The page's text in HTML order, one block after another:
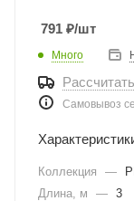
791 ₽/шт
Много
Самовывоз
Коллекция —
Длина, м
— 3